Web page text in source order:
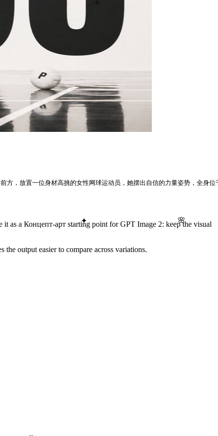
🌸
✦
✧
方，放置一位身材高挑的女性网球运动员，她摆出自信的力量姿势，全身
as a Концепт-арт starting point for GPT Image 2: keep the visual
the output easier to compare across variations.